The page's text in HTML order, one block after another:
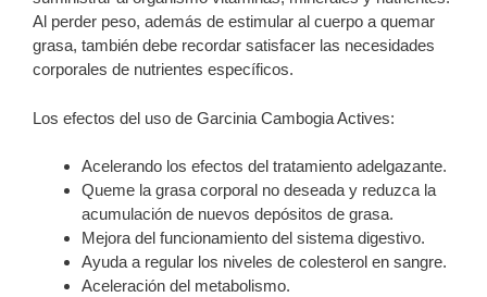
Al perder peso, además de estimular al cuerpo a quemar
grasa, también debe recordar satisfacer las necesidades
corporales de nutrientes específicos.
Los efectos del uso de Garcinia Cambogia Actives:
Acelerando los efectos del tratamiento adelgazante.
Queme la grasa corporal no deseada y reduzca la
acumulación de nuevos depósitos de grasa.
Mejora del funcionamiento del sistema digestivo.
Ayuda a regular los niveles de colesterol en sangre.
Aceleración del metabolismo.